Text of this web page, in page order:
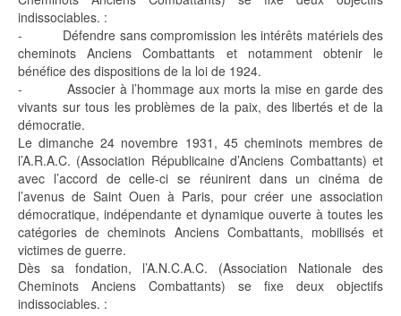
indissociables. :
- Défendre sans compromission les intérêts matériels des
cheminots Anciens Combattants et notamment obtenir le
bénéfice des dispositions de la loi de 1924.
- Associer à l’hommage aux morts la mise en garde des
vivants sur tous les problèmes de la paix, des libertés et de la
démocratie.
Le dimanche 24 novembre 1931, 45 cheminots membres de
l’A.R.A.C. (Association Républicaine d’Anciens Combattants) et
avec l’accord de celle-ci se réunirent dans un cinéma de
l’avenus de Saint Ouen à Paris, pour créer une association
démocratique, indépendante et dynamique ouverte à toutes les
catégories de cheminots Anciens Combattants, mobilisés et
victimes de guerre.
Dès sa fondation, l’A.N.C.A.C. (Association Nationale des
Cheminots Anciens Combattants) se fixe deux objectifs
indissociables. :